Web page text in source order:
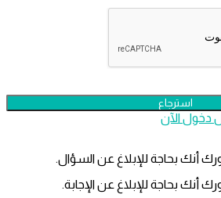
دخول الآن
أنك بحاجة للإبلاغ عن السؤال.
بحاجة للإبلاغ عن الإجابة.